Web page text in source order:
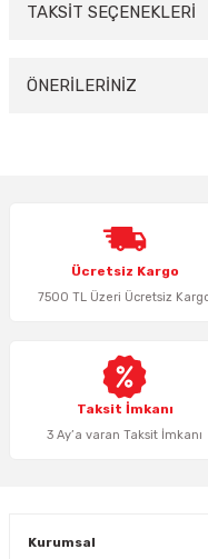
Bu
TAKSİT SEÇENEKLERİ
ÖNERİLERİNİZ
Ürün resmi kalitesiz,
Ürün açıklamasında eksik
Ürün bilgilerinde hatalar
Bu ürüne benzer farklı
Ücretsiz Kargo
7500 TL Üzeri Ücretsiz
Taksit İmkanı
3 Ay’a varan Taksit İmkanı
Kurumsal